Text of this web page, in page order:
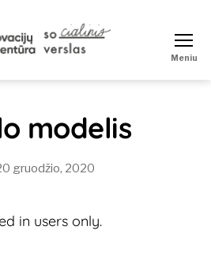
verslas
Meniu
modelis
gruodžio, 2020
in users only.